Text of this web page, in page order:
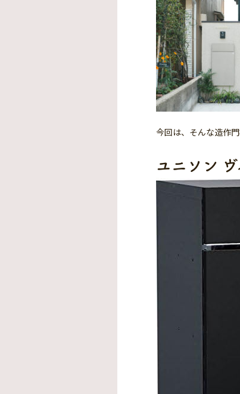
今回は、そんな造作
ユニソン ヴ